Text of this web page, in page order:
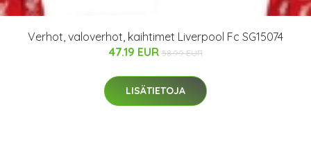
Verhot, valoverhot, kaihtimet Liverpool Fc SG15074
47.19 EUR 58.99 EUR
LISÄTIETOJA